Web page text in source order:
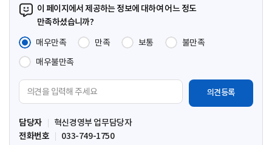
이 페이지에서 제공하는 정보에 대하여 어느 정도
만족하셨습니까?
매우만족
만족 보통
불만족
매우불만족
견
입
력
담당자
혁신경영부 업무담당자
전화번호
033-749-1750